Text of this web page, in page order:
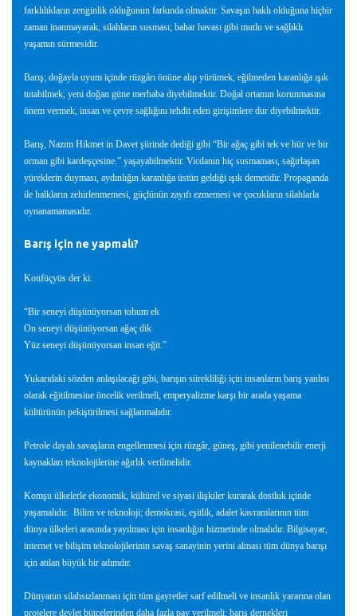
farklılıkların zenginlik olduğunun farkında olmaktır. Savaşın haklı olduğuna hiçbir
zaman inanmayarak, silahların susması; bahar havası gibi mutlu ve sağlıklı
yaşamın sürmesidir.
Barış; doğayla uyum içinde rüzgârı önüne alıp yürümek, eğilmeden karanlığa ışık
tutabilmek, yeni doğan güne merhaba diyebilmektir. Doğal ortamın korunmasına
önem vermek, insan ve çevre sağlığını tehdit eden girişimlere dur diyebilmektir.
Barış, Nazım Hikmet in Davet şiirinde dediği gibi “Bir ağaç gibi tek ve hür ve bir
orman gibi kardeşçesine.” yaşayabilmektir. Vicdanın hiç susmaması, sağırlaşan
yüreklerin duyması, aydınlığın karanlığa üstün geldiği ışık demetidir. Propaganda
ile halkların zehirlenmemesi, güçlünün zayıfı ezmemesi ve çocukların silahlarla
oynanamamasıdır.
Barış için ne yapmalı?
Konfüçyüs der ki:
“Bir seneyi düşünüyorsan tohum ek
On seneyi düşünüyorsan ağaç dik
Yüz seneyi düşünüyorsan insan eğit.”
Yukarıdaki sözden anlaşılacağı gibi, barışın sürekliliği için insanların barış yanlısı
olarak eğitilmesine öncelik verilmeli, emperyalizme karşı bir arada yaşama
kültürünün pekiştirilmesi sağlanmalıdır.
Petrole dayalı savaşların engellenmesi için rüzgâr, güneş, gibi yenilenebilir enerji
kaynakları teknolojilerine ağırlık verilmelidir.
Komşu ülkelerle ekonomik, kültürel ve siyasi ilişkiler kurarak dostluk içinde
yaşamalıdır. Bilim ve teknoloji; demokrasi, eşitlik, adalet kavramlarının tüm
dünya ülkeleri arasında yayılması için insanlığın hizmetinde olmalıdır. Bilgisayar,
internet ve bilişim teknolojilerinin savaş sanayinin yerini alması tüm dünya barışı
için atılan büyük bir adımdır.
Dünyanın silahsızlanması için tüm gayretler sarf edilmeli ve insanlık yararına olan
projelere devlet bütçelerinden daha fazla pay verilmeli; barış dernekleri